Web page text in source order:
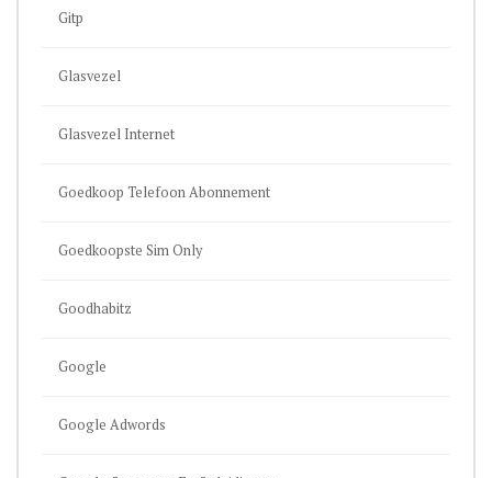
Gitp
Glasvezel
Glasvezel Internet
Goedkoop Telefoon Abonnement
Goedkoopste Sim Only
Goodhabitz
Google
Google Adwords